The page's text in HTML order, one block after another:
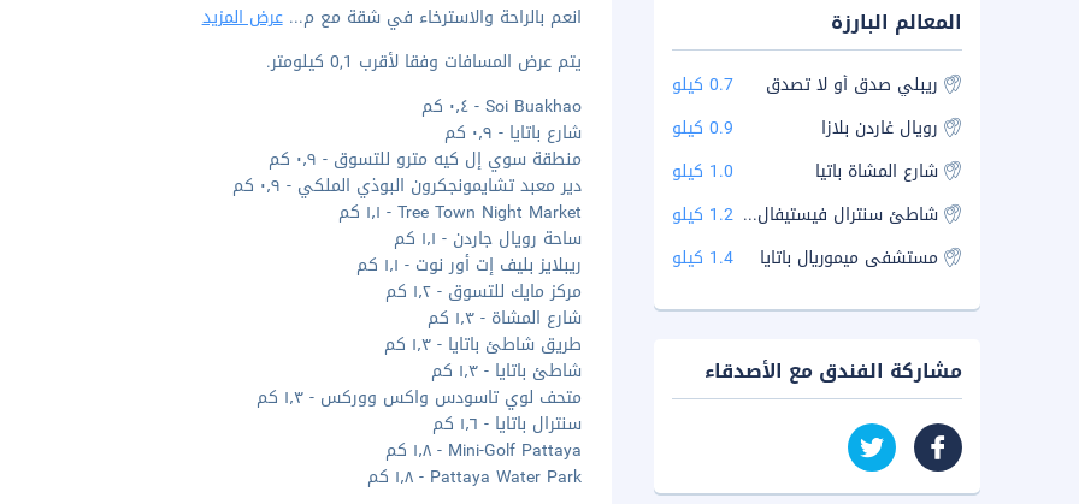
انعم بالراحة والاسترخاء في شقة مع م...عرض المزيد
يتم عرض المسافات وفقا لأقرب 0,1 كيلومتر.
Soi Buakhao - ٠٫٤ كم
شارع باتايا - ٠٫٩ كم
منطقة سوي إل كيه مترو للتسوق - ٠٫٩ كم
دير معبد تشايمونجكرون البوذي الملكي - ٠٫٩ كم
Tree Town Night Market - ١٫١ كم
ساحة رويال جاردن - ١٫١ كم
ريبلايز بليف إت أور نوت - ١٫١ كم
مركز مايك للتسوق - ١٫٢ كم
شارع المشاة - ١٫٣ كم
طريق شاطئ باتايا - ١٫٣ كم
شاطئ باتايا - ١٫٣ كم
متحف لوي تاسودس واكس ووركس - ١٫٣ كم
سنترال باتايا - ١٫٦ كم
Mini-Golf Pattaya - ١٫٨ كم
Pattaya Water Park - ١٫٨ كم
المعالم البارزة
ريبلي صدق أو لا تصدق
0.7 كيلو
رويال غاردن بلازا
0.9 كيلو
شارع المشاة باتيا
1.0 كيلو
شاطئ سنترال فيستيفال باتايا 1.2 كيلو
مستشفى ميموريال باتايا
1.4 كيلو
مشاركة الفندق مع الأصدقاء